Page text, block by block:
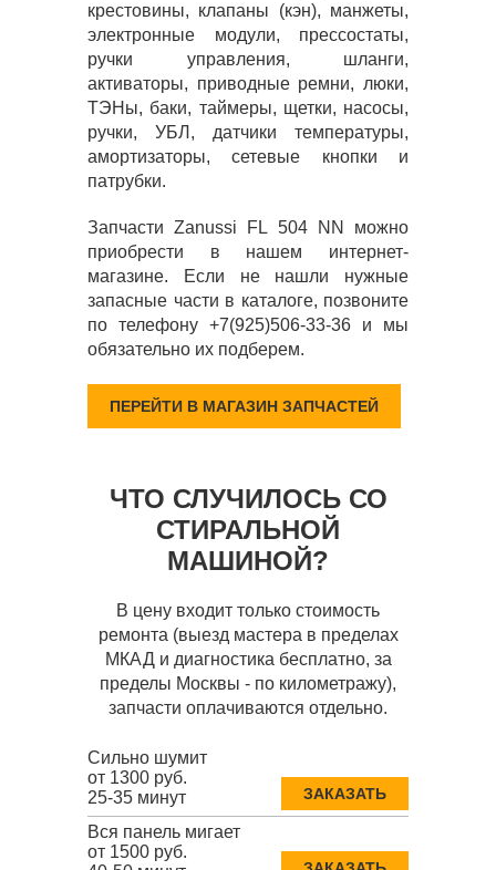
крестовины, клапаны (кэн), манжеты,
электронные модули, прессостаты,
ручки управления, шланги,
активаторы, приводные ремни, люки,
ТЭНы, баки, таймеры, щетки, насосы,
ручки, УБЛ, датчики температуры,
амортизаторы, сетевые кнопки и
патрубки.
Запчасти Zanussi FL 504 NN можно
приобрести в нашем интернет-
магазине. Если не нашли нужные
запасные части в каталоге, позвоните
по телефону +7(925)506-33-36 и мы
обязательно их подберем.
ПЕРЕЙТИ В МАГАЗИН ЗАПЧАСТЕЙ
ЧТО СЛУЧИЛОСЬ СО
СТИРАЛЬНОЙ
МАШИНОЙ?
В цену входит только стоимость
ремонта (выезд мастера в пределах
МКАД и диагностика бесплатно, за
пределы Москвы - по километражу),
запчасти оплачиваются отдельно.
Сильно шумит
от 1300 руб.
25-35 минут
ЗАКАЗАТЬ
Вся панель мигает
от 1500 руб.